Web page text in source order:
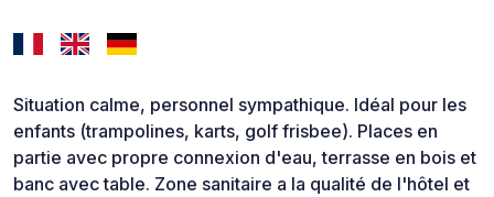
Situation calme, personnel sympathique. Idéal pour les
enfants (trampolines, karts, golf frisbee). Places en
partie avec propre connexion d'eau, terrasse en bois et
banc avec table. Zone sanitaire a la qualité de l'hôtel et